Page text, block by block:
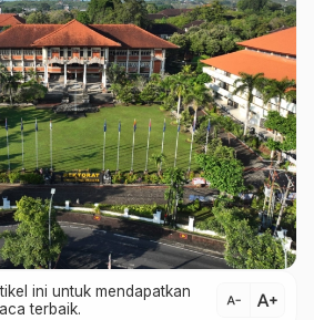
ini untuk mendapatkan
terbaik.
text_decrease text_increase